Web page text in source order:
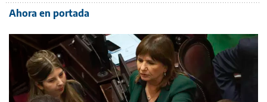
Ahora en portada